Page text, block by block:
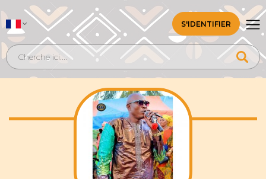
S'IDENTIFIER